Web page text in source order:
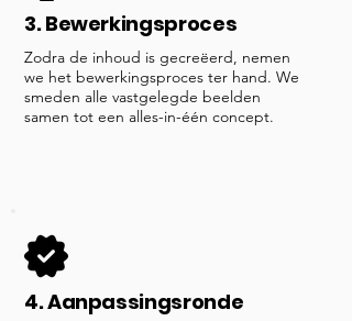
3. Bewerkingsproces
Zodra de inhoud is gecreëerd, nemen
we het bewerkingsproces ter hand. We
smeden alle vastgelegde beelden
samen tot een alles-in-één concept.
4. Aanpassingsronde